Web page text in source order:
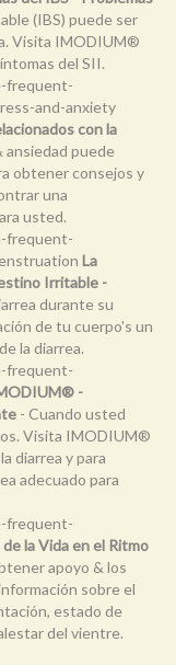
(IBS) puede ser
Visita IMODIUM®
del SII.
frequent-
and-anxiety
con la
ansiedad puede
obtener consejos y
una
usted.
frequent-
La
Irritable -
durante su
de tu cuerpo's un
la diarrea.
frequent-
-
- Cuando usted
Visita IMODIUM®
diarrea y para
adecuado para
frequent-
la Vida en el Ritmo
apoyo & los
sobre el
estado de
del vientre.